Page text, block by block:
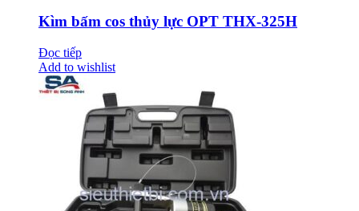
Kìm bấm cos thủy lực OPT THX-325H
Đọc tiếp
Add to wishlist